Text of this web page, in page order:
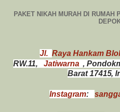
PAKET NIKAH MURAH DI RUMAH
Jl. Raya Hankam
RW.11,
Jatiwarna ,
Barat 17415,
Instagram: